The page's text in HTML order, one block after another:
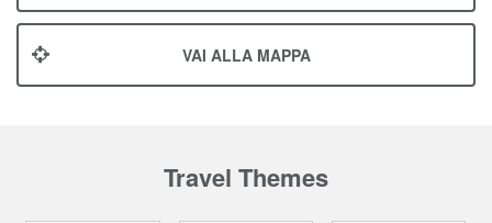
VAI ALLA MAPPA
Travel Themes